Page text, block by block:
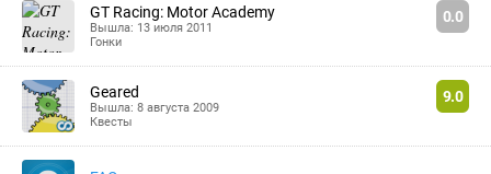
GT Racing: Motor Academy
Вышла: 13 июля 2011
Гонки
0.0
Geared
Вышла: 8 августа 2009
Квесты
9.0